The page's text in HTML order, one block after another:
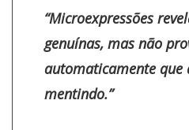
“Microexpressões
genuínas, mas não
automaticamente que
mentindo.”